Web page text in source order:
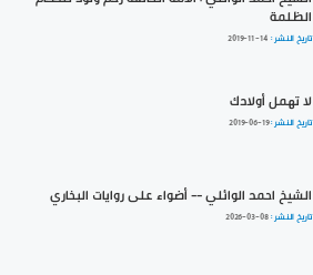
الظلمة
تاريخ النشر : 2019-11-14
لا تهمل أولادك
تاريخ النشر :2019-06-19
الشيخ احمد الوائلي -- أضواء على روايات البخاري
تاريخ النشر :2026-03-08